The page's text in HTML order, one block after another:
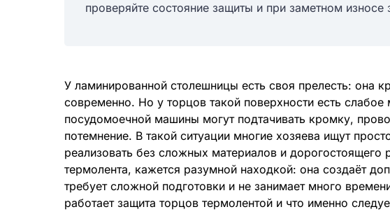
проверяйте состояние защиты и при заметном износе
У ламинированной столешницы есть своя прелесть: она
современно. Но у торцов такой поверхности есть
посудомоечной машины могут подтачивать кромку,
потемнение. В такой ситуации многие хозяева ищут
реализовать без сложных материалов и дорогостоящего
термолента, кажется разумной находкой: она создаёт
требует сложной подготовки и не занимает много
работает защита торцов термолентой и что именно